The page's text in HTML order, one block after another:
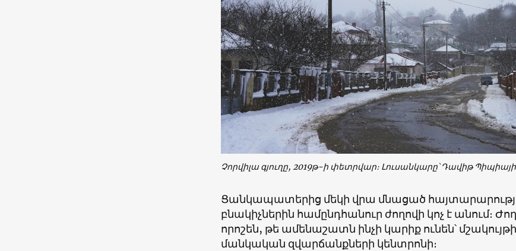
Չորվիլա գյուղը, 2019թ-ի փետրվար։ Լուսանկարը՝ Դավիթ
Ցանկապատերից մեկի վրա մնացած
բնակիչներին համընդհանուր ժողովի կոչ է անում։
որոշեն, թե ամենաշատն ինչի կարիք ունեն՝
մանկական զվարճանքների կենտրոնի։